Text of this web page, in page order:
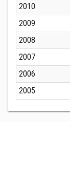
2010
2009
2008
2007
2006
2005